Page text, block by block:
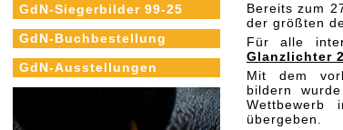
GdN-Siegerbilder 99-25
GdN-Buchbestellung
GdN-Ausstellungen
Bereits zum
der größten
Für alle
Glanzlichter
Mit dem
bildern
Wettbewerb
übergeben.